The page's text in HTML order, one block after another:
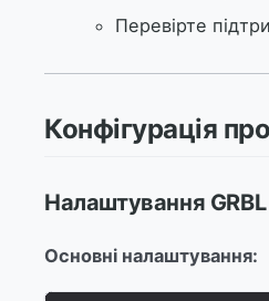
Перевірте
Конфігурація
Налаштування
Основні налаштування: